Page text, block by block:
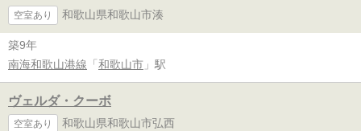
空室あり 和歌山県和歌山市湊
築9年
南海和歌山港線 「 和歌山市 」駅
ヴェルダ・クーボ
空室あり 和歌山県和歌山市弘西